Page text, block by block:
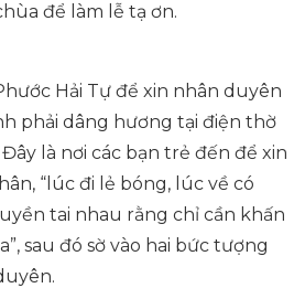
để làm lễ tạ ơn.
Hải Tự để xin nhân duyên
phải dâng hương tại điện thờ
là nơi các bạn trẻ đến để xin
“lúc đi lẻ bóng, lúc về có
tai nhau rằng chỉ cần khấn
sau đó sờ vào hai bức tượng